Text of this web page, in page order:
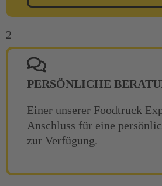
2
PERSÖNLICHE
Einer unserer Foodtruck
Anschluss für eine
zur Verfügung.